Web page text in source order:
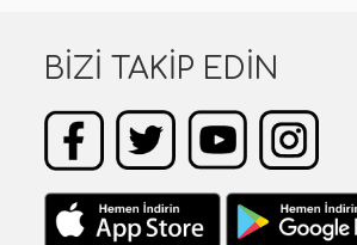
BIZI TAKIP EDIN